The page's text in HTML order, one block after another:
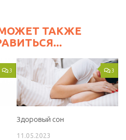
ТАКЖЕ
3 3
Здоровый сон
11.05.2023